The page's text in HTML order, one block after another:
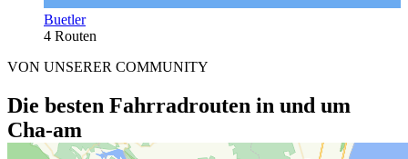
Buetler
4 Routen
VON UNSERER COMMUNITY
Die besten Fahrradrouten in und um
Cha-am